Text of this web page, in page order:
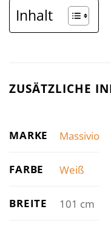
Inhalt
ZUSÄTZLICHE
MARKE Massivio
FARBE Weiß
BREITE 101 cm